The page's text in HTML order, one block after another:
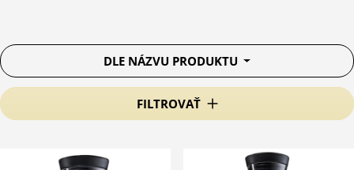
FILTROVAŤ
DLE NÁZVU PRODUKTU